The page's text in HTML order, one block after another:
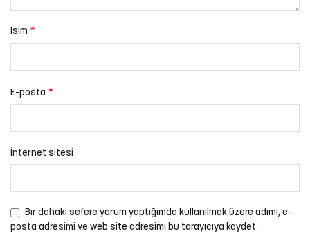
İsim *
E-posta *
İnternet sitesi
Bir dahaki sefere yorum yaptığımda kullanılmak üzere adımı, e-
posta adresimi ve web site adresimi bu tarayıcıya kaydet.